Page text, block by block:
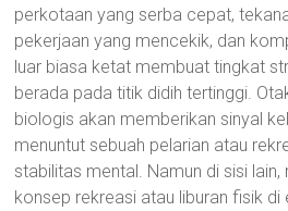
perkotaan yang serba cepat,
pekerjaan yang mencekik, dan
luar biasa ketat membuat tingkat
berada pada titik didih tertinggi.
biologis akan memberikan sinyal
menuntut sebuah pelarian atau
stabilitas mental. Namun di sisi
konsep rekreasi atau liburan fisik